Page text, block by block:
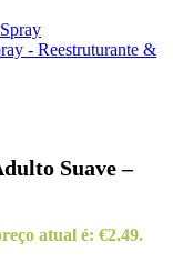
- Reestruturante &
Suave –
atual é: €2.49.